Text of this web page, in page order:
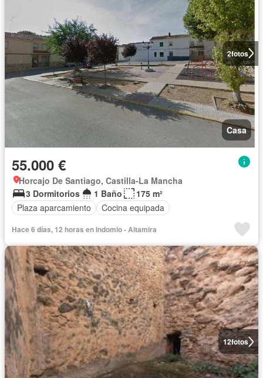
2fotos
Casa
55.000 €
Horcajo De Santiago, Castilla-La Mancha
3 Dormitorios
1 Baño
175 m²
Plaza aparcamiento
Cocina equipada
Hace 6 días, 12 horas en Indomio - Altamira
12fotos